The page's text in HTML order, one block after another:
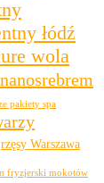
łódź
wola
pakiety spa
rzęsy Warszawa
fryzjerski mokotów